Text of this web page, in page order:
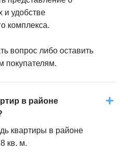
и удобстве
комплекса.
вопрос либо оставить
покупателям.
в районе
квартиры в районе
кв. м.